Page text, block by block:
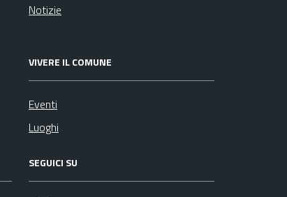
Notizie
VIVERE IL COMUNE
Eventi
Luoghi
SEGUICI SU